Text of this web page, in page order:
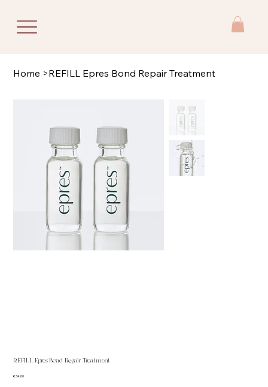
Home >REFILL Epres Bond Repair Treatment
REFILL Epres Bond Repair Treatment
Prijs
€ 34,00